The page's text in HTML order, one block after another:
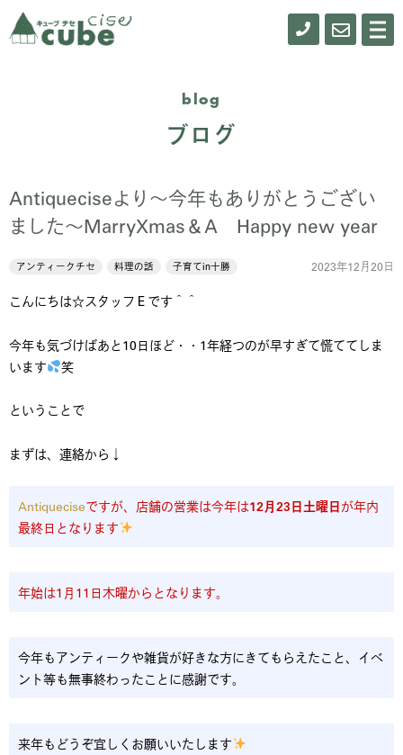
メ
ニ
0155- お
blog
ブログ
Antiqueciseより～今年もありがとうござい
ました～MarryXmas＆A Happy new year
アンティークチセ 料理の話 子育てin十勝 2023年12月20日
こんにちは☆スタッフＥです＾＾
今年も気づけばあと10日ほど・・1年経つのが早すぎて慌ててしま
います
笑
ということで
まずは、連絡から↓
Antiqueciseですが、店舗の営業は今年は12月23日土曜日が年内
最終日となります
年始は1月11日木曜からとなります。
今年もアンティークや雑貨が好きな方にきてもらえたこと、イベ
ント等も無事終わったことに感謝です。
来年もどうぞ宜しくお願いいたします